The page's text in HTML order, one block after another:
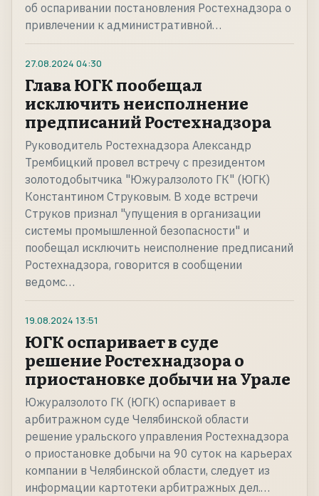
об оспаривании постановления Ростехнадзора о
привлечении к административной…
27.08.2024 04:30
Глава ЮГК пообещал
исключить неисполнение
предписаний Ростехнадзора
Руководитель Ростехнадзора Александр
Трембицкий провел встречу с президентом
золотодобытчика "Южуралзолото ГК" (ЮГК)
Константином Струковым. В ходе встречи
Струков признал "упущения в организации
системы промышленной безопасности" и
пообещал исключить неисполнение предписаний
Ростехнадзора, говорится в сообщении
ведомс…
19.08.2024 13:51
ЮГК оспаривает в суде
решение Ростехнадзора о
приостановке добычи на Урале
Южуралзолото ГК (ЮГК) оспаривает в
арбитражном суде Челябинской области
решение уральского управления Ростехнадзора
о приостановке добычи на 90 суток на карьерах
компании в Челябинской области, следует из
информации картотеки арбитражных дел.…